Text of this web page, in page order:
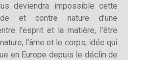
deviendra impossible cette
et contre nature d’une
l’esprit et la matière, l’être
l’âme et le corps, idée qui
en Europe depuis le déclin de